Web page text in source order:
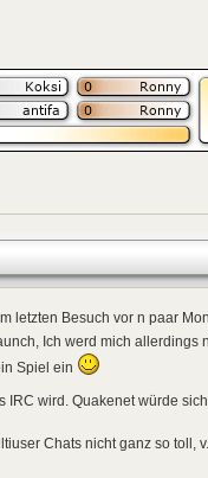
letzten Besuch vor n paar
Ich werd mich
Spiel ein
IRC wird. Quakenet würde
Chats nicht ganz so toll,